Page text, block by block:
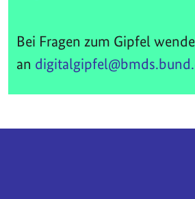
Bei Fragen zum Gipfel
an